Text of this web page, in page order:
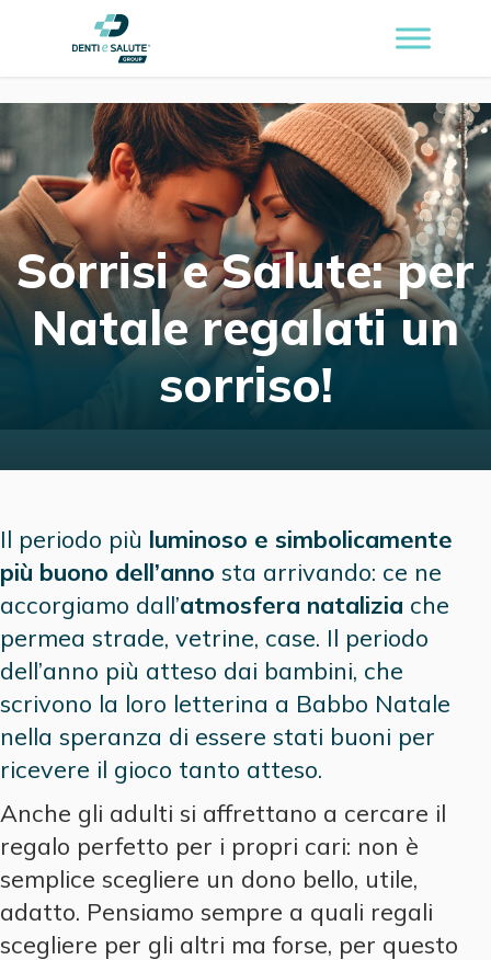
Sorrisi e Salute: per
Natale regalati un
sorriso!
Il periodo più luminoso e simbolicamente
più buono dell’anno sta arrivando: ce ne
accorgiamo dall’atmosfera natalizia che
permea strade, vetrine, case. Il periodo
dell’anno più atteso dai bambini, che
scrivono la loro letterina a Babbo Natale
nella speranza di essere stati buoni per
ricevere il gioco tanto atteso.
Anche gli adulti si affrettano a cercare il
regalo perfetto per i propri cari: non è
semplice scegliere un dono bello, utile,
adatto. Pensiamo sempre a quali regali
scegliere per gli altri ma forse, per questo